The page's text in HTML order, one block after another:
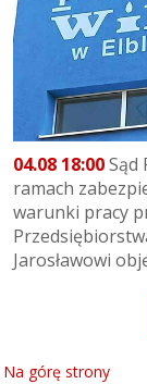
04.08 18:00Sąd
ramach
warunki pracy
Jarosławowi
Na górę strony